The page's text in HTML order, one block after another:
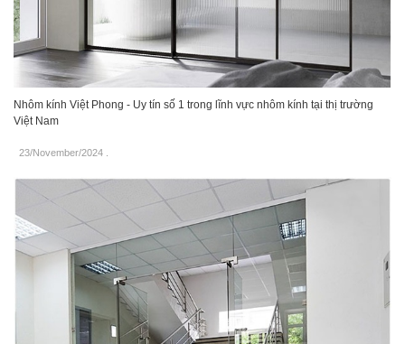
Nhôm kính Việt Phong - Uy tín số 1 trong lĩnh vực nhôm kính tại thị trường
Việt Nam
23/November/2024